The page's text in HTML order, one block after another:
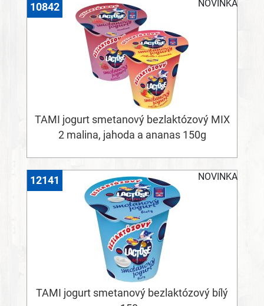
NOVINKA
TAMI jogurt smetanový bezlaktózový MIX
2 malina, jahoda a ananas 150g
10842
NOVINKA
TAMI jogurt smetanový bezlaktózový bílý
12141